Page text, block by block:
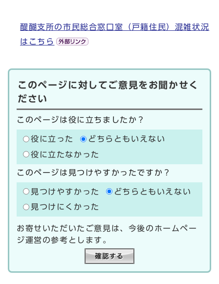
醍醐支所の市民総合窓口室（戸籍住民）混雑状況
はこちら
このページに対してご意見をお聞かせく
ださい
このページは役に立ちましたか？
役に立った
どちらともいえない
役に立たなかった
このページは見つけやすかったですか？
見つけやすかった
どちらともいえない
見つけにくかった
お寄せいただいたご意見は、今後のホームペー
ジ運営の参考とします。